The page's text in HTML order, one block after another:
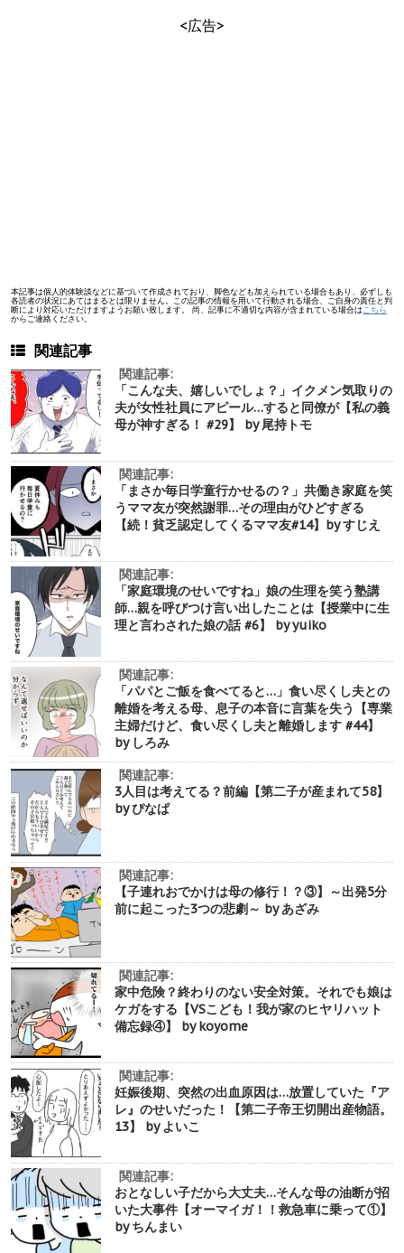
<広告>
本記事は個人的体験談などに基づいて作成されており、脚色なども加えられている場合もあり、必ずしも
各読者の状況にあてはまるとは限りません。この記事の情報を用いて行動される場合、ご自身の責任と判
断により対応いただけますようお願い致します。 尚、記事に不適切な内容が含まれている場合は こちら
からご連絡ください。
関連記事
関連記事:
「こんな夫、嬉しいでしょ？」イクメン気取りの
夫が女性社員にアピール…すると同僚が【私の義
母が神すぎる！ #29】 by 尾持トモ
関連記事:
「まさか毎日学童行かせるの？」共働き家庭を笑
うママ友が突然謝罪…その理由がひどすぎる
【続！貧乏認定してくるママ友#14】by すじえ
関連記事:
「家庭環境のせいですね」娘の生理を笑う塾講
師…親を呼びつけ言い出したことは【授業中に生
理と言わされた娘の話 #6】 by yuiko
関連記事:
「パパとご飯を食べてると…」食い尽くし夫との
離婚を考える母、息子の本音に言葉を失う【専業
主婦だけど、食い尽くし夫と離婚します #44】
by しろみ
関連記事:
3人目は考えてる？前編【第二子が産まれて58】
by ぴなぱ
関連記事:
【子連れおでかけは母の修行！？③】～出発5分
前に起こった3つの悲劇～ by あざみ
関連記事:
家中危険？終わりのない安全対策。それでも娘は
ケガをする【VSこども！我が家のヒヤリハット
備忘録④】 by koyome
関連記事:
妊娠後期、突然の出血原因は…放置していた『ア
レ』のせいだった！【第二子帝王切開出産物語。
13】 by よいこ
関連記事:
おとなしい子だから大丈夫…そんな母の油断が招
いた大事件【オーマイガ！！救急車に乗って①】
by ちんまい